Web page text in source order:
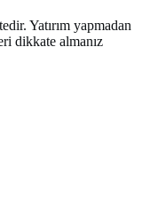
Yatırım yapmadan
dikkate almanız